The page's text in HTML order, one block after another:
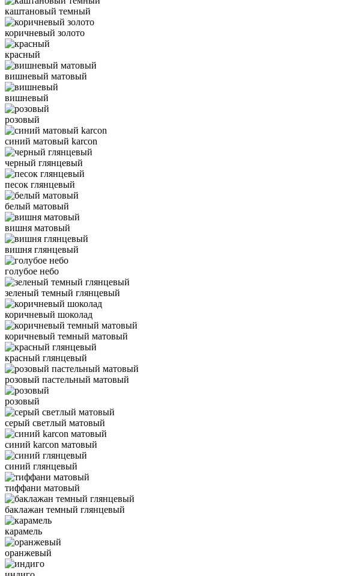
каштановый темный
коричневый золото
красный
вишневый матовый
вишневый
розовый
синий матовый karcon
черный глянцевый
песок глянцевый
белый матовый
вишня матовый
вишня глянцевый
голубое небо
зеленый темный глянцевый
коричневый шоколад
коричневый темный матовый
красный глянцевый
розовый пастельный матовый
розовый
серый светлый матовый
синий karcon матовый
синий глянцевый
тиффани матовый
баклажан темный глянцевый
карамель
оранжевый